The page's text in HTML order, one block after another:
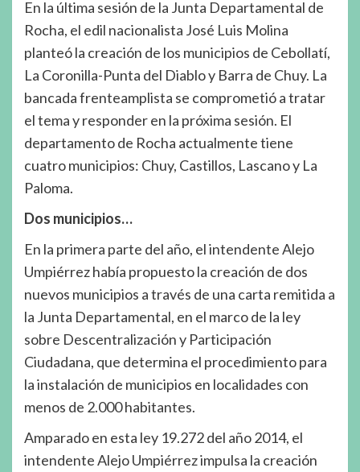
En la última sesión de la Junta Departamental de
Rocha, el edil nacionalista José Luis Molina
planteó la creación de los municipios de Cebollatí,
La Coronilla-Punta del Diablo y Barra de Chuy. La
bancada frenteamplista se comprometió a tratar
el tema y responder en la próxima sesión. El
departamento de Rocha actualmente tiene
cuatro municipios: Chuy, Castillos, Lascano y La
Paloma.
Dos municipios…
En la primera parte del año, el intendente Alejo
Umpiérrez había propuesto la creación de dos
nuevos municipios a través de una carta remitida a
la Junta Departamental, en el marco de la ley
sobre Descentralización y Participación
Ciudadana, que determina el procedimiento para
la instalación de municipios en localidades con
menos de 2.000 habitantes.
Amparado en esta ley 19.272 del año 2014, el
intendente Alejo Umpiérrez impulsa la creación